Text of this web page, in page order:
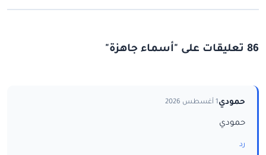
86 تعليقات على "أسماء جاهزة"
حمودي1 أغسطس 2026
حمودي
رد